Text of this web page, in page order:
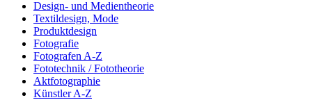
Design- und Medientheorie
Textildesign, Mode
Produktdesign
Fotografie
Fotografen A-Z
Fototechnik / Fototheorie
Aktfotographie
Künstler A-Z